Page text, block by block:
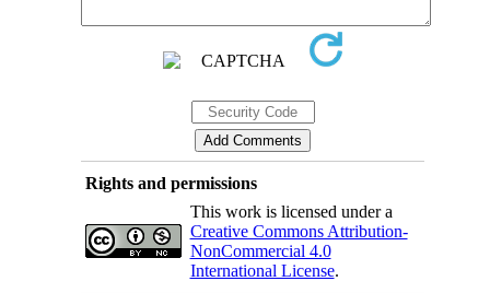
Rights and permissions
This work is licensed under a
Creative Commons Attribution-
NonCommercial 4.0
International License.